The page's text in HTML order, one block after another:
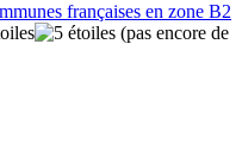
françaises en zone B2
(pas encore de